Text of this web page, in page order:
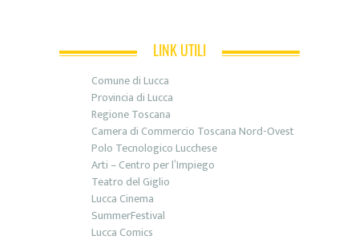
LINK UTILI
Comune di Lucca
Provincia di Lucca
Regione Toscana
Camera di Commercio Toscana Nord-Ovest
Polo Tecnologico Lucchese
Arti – Centro per l’Impiego
Teatro del Giglio
Lucca Cinema
SummerFestival
Lucca Comics